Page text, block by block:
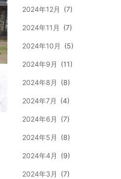
2024年12月 (7)
2024年11月 (7)
2024年10月 (5)
2024年9月 (11)
2024年8月 (8)
2024年7月 (4)
2024年6月 (7)
2024年5月 (8)
2024年4月 (9)
2024年3月 (7)